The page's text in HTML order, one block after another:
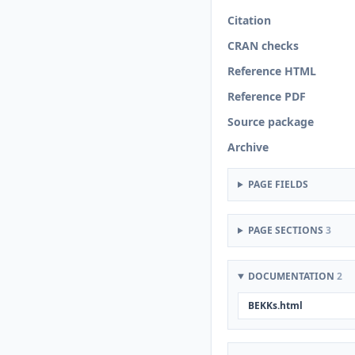
Citation
CRAN checks
Reference HTML
Reference PDF
Source package
Archive
PAGE FIELDS
PAGE SECTIONS 3
DOCUMENTATION 2
BEKKs.html